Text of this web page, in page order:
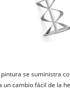
se suministra
un cambio fácil de la